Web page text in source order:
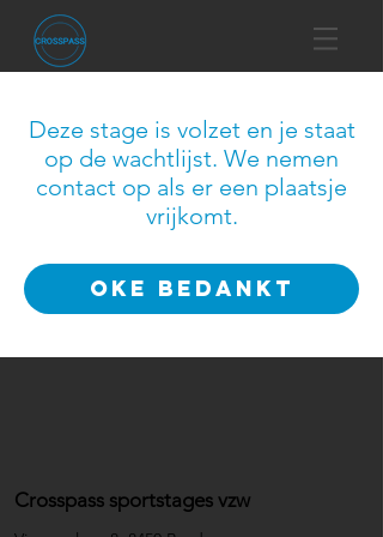
Deze stage is volzet en je staat
op de wachtlijst. We nemen
contact op als er een plaatsje
vrijkomt.
Oke Bedankt
Crosspass sportstages vzw